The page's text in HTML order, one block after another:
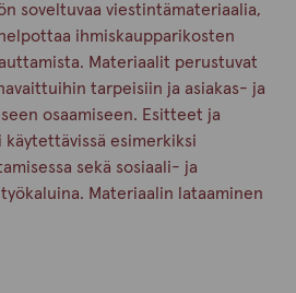
soveltuvaa viestintämateriaalia,
ihmiskaupparikosten
Materiaalit perustuvat
tarpeisiin ja asiakas- ja
osaamiseen. Esitteet ja
esimerkiksi
sekä sosiaali- ja
Materiaalin lataaminen